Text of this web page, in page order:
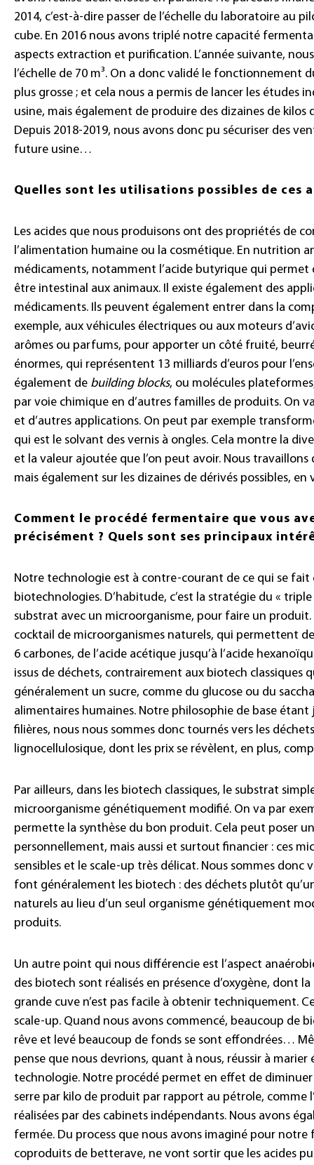
2014, c’est-à-dire passer de l’échelle du laboratoire au
cube. En 2016 nous avons triplé notre capacité
aspects extraction et purification. L’année suivante,
l’échelle de 70 m³. On a donc validé le fonctionnement
plus grosse ; et cela nous a permis de lancer les études
usine, mais également de produire des dizaines de kilos
Depuis 2018-2019, nous avons donc pu sécuriser des
future usine…
Quelles sont les utilisations possibles de ces
Les acides que nous produisons ont des propriétés de
l’alimentation humaine ou la cosmétique. En nutrition
médicaments, notamment l’acide butyrique qui
être intestinal aux animaux. Il existe également des
médicaments. Ils peuvent également entrer dans la
exemple, aux véhicules électriques ou aux moteurs
arômes ou parfums, pour apporter un côté fruité,
énormes, qui représentent 13 milliards d’euros pour
également de building blocks, ou molécules
par voie chimique en d’autres familles de produits. On
et d’autres applications. On peut par exemple
qui est le solvant des vernis à ongles. Cela montre la
et la valeur ajoutée que l’on peut avoir. Nous travaillons
mais également sur les dizaines de dérivés possibles,
Comment le procédé fermentaire que vous
précisément ? Quels sont ses principaux
Notre technologie est à contre-courant de ce qui se fait
biotechnologies. D’habitude, c’est la stratégie du «
substrat avec un microorganisme, pour faire un
cocktail de microorganismes naturels, qui permettent
6 carbones, de l’acide acétique jusqu’à l’acide
issus de déchets, contrairement aux biotech classiques
généralement un sucre, comme du glucose ou du
alimentaires humaines. Notre philosophie de base
filières, nous nous sommes donc tournés vers les
lignocellulosique, dont les prix se révèlent, en plus,
Par ailleurs, dans les biotech classiques, le substrat
microorganisme génétiquement modifié. On va par
permette la synthèse du bon produit. Cela peut poser
personnellement, mais aussi et surtout financier : ces
sensibles et le scale-up très délicat. Nous sommes donc
font généralement les biotech : des déchets plutôt
naturels au lieu d’un seul organisme génétiquement
produits.
Un autre point qui nous différencie est l’aspect
des biotech sont réalisés en présence d’oxygène, dont
grande cuve n’est pas facile à obtenir techniquement.
scale-up. Quand nous avons commencé, beaucoup de
rêve et levé beaucoup de fonds se sont effondrées…
pense que nous devrions, quant à nous, réussir à
technologie. Notre procédé permet en effet de
serre par kilo de produit par rapport au pétrole, comme
réalisées par des cabinets indépendants. Nous avons
fermée. Du process que nous avons imaginé pour notre
coproduits de betterave, ne vont sortir que les acides